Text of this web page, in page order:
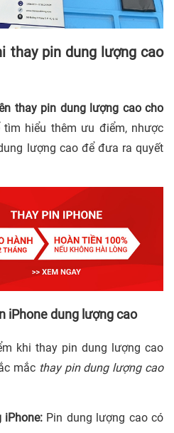
thay pin dung lượng cao
thay pin dung lượng cao cho
hiểu thêm ưu điểm, nhược
lượng cao để đưa ra quyết
iPhone dung lượng cao
khi thay pin dung lượng cao
mắc thay pin dung lượng cao
Pin dung lượng cao có